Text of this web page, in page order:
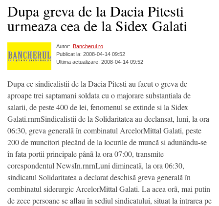
Dupa greva de la Dacia Pitesti
urmeaza cea de la Sidex Galati
Autor: Bancherul.ro
Publicat la: 2008-04-14 09:52
Ultima actualizare: 2008-04-14 09:52
Dupa ce sindicalistii de la Dacia Pitesti au facut o greva de
aproape trei saptamani soldata cu o majorare substantiala de
salarii, de peste 400 de lei, fenomenul se extinde si la Sidex
Galati.rnrnSindicalistii de la Solidaritatea au declansat, luni, la ora
06:30, greva generalã în combinatul ArcelorMittal Galati, peste
200 de muncitori plecând de la locurile de muncã si adunându-se
în fata portii principale pânã la ora 07:00, transmite
corespondentul NewsIn.rnrnLuni dimineatã, la ora 06:30,
sindicatul Solidaritatea a declarat deschisã greva generalã în
combinatul siderurgic ArcelorMittal Galati. La acea orã, mai putin
de zece persoane se aflau în sediul sindicatului, situat la intrarea pe